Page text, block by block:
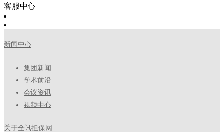
客服中心
新闻中心
集团新闻
学术前沿
会议资讯
视频中心
关于全讯担保网